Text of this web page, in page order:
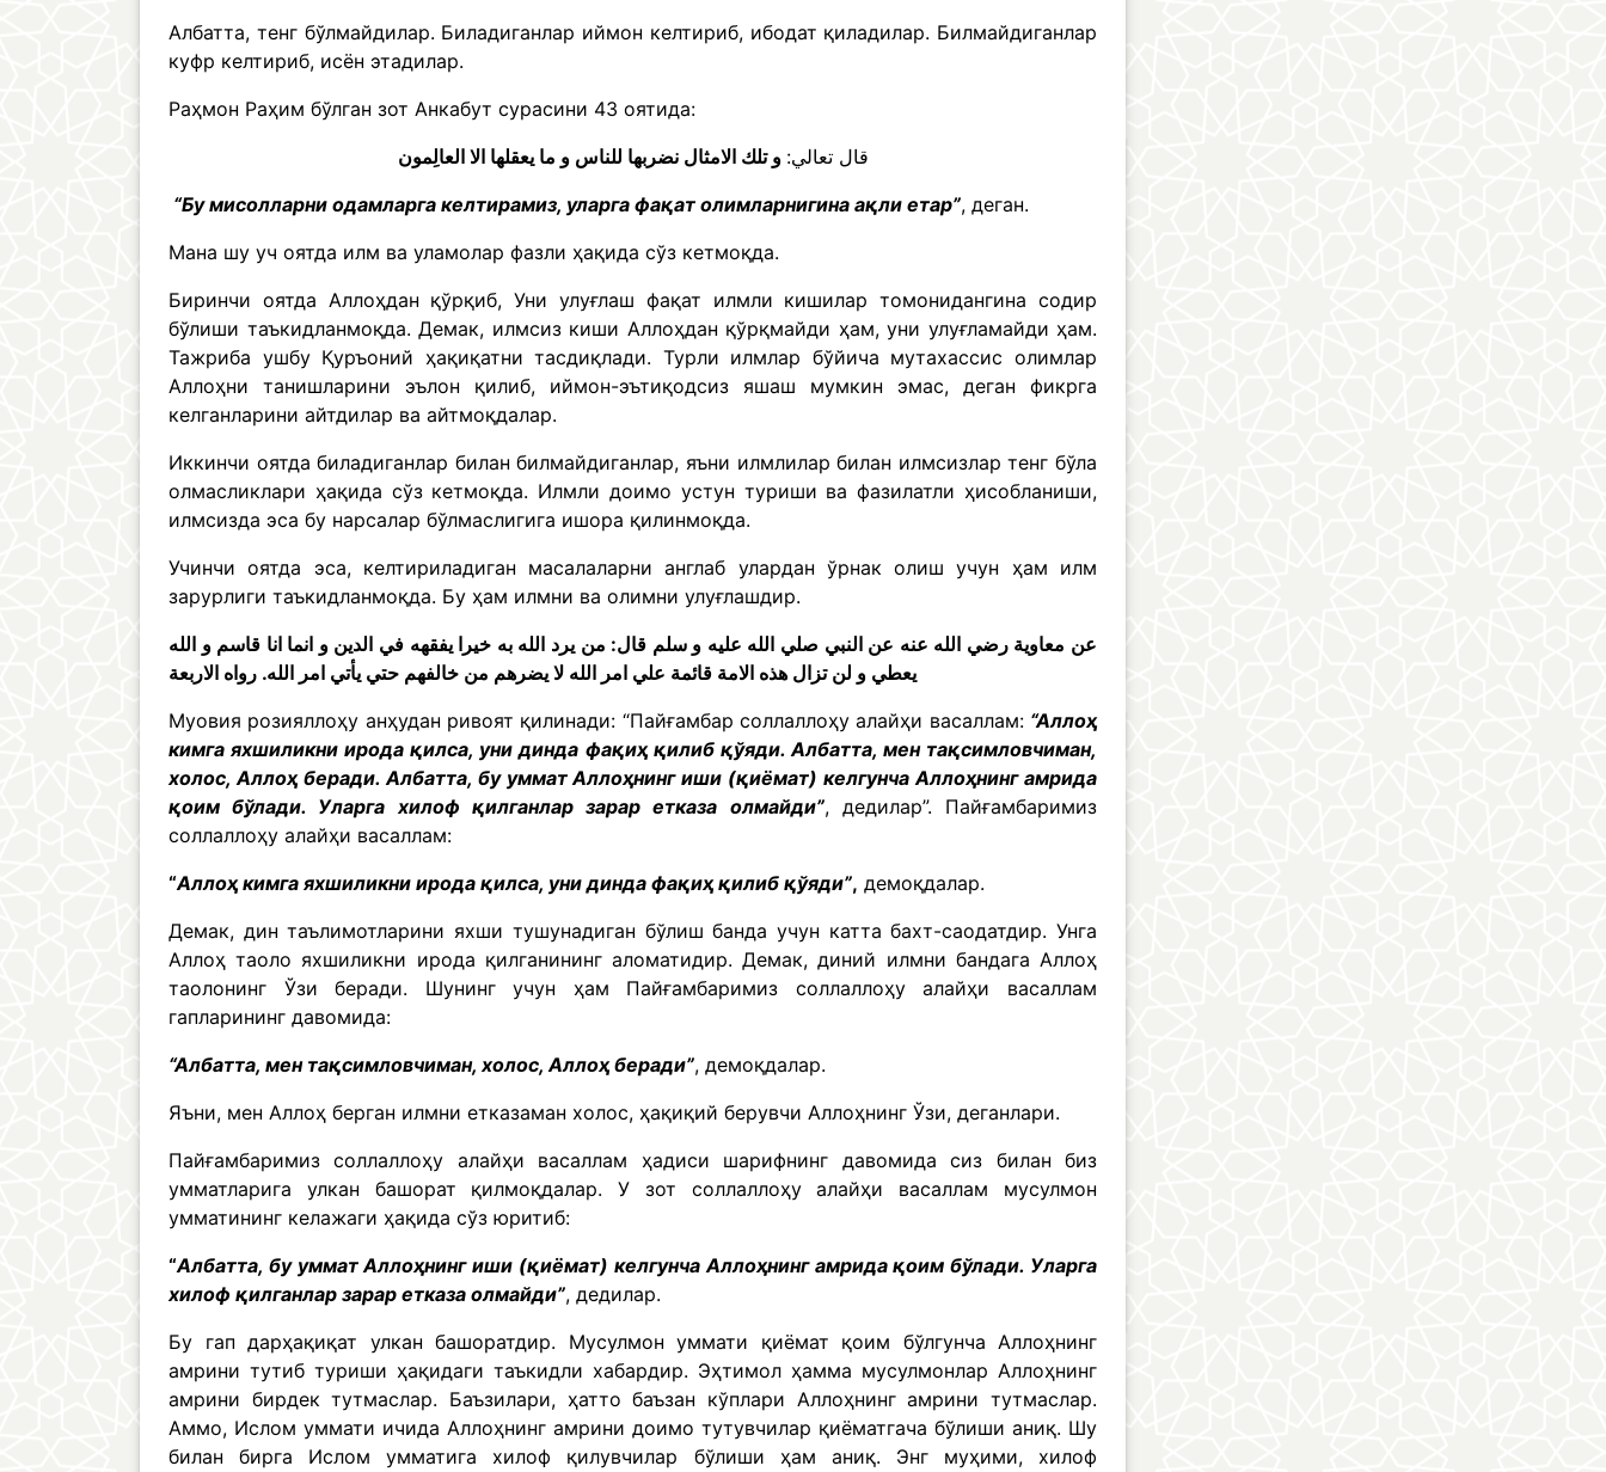
Албатта, тенг бўлмайдилар. Биладиганлар иймон келтириб, ибодат қиладилар. Билмайдиганлар
куфр келтириб, исён этадилар.
Раҳмон Раҳим бўлган зот Анкабут сурасини 43 оятида:
قال تعالي: و تلك الامثال نضربها للناس و ما يعقلها الا العالِمون
“Бу мисолларни одамларга келтирамиз, уларга фақат олимларнигина ақли етар”, деган.
Мана шу уч оятда илм ва уламолар фазли ҳақида сўз кетмоқда.
Биринчи оятда Аллоҳдан қўрқиб, Уни улуғлаш фақат илмли кишилар томонидангина содир
бўлиши таъкидланмоқда. Демак, илмсиз киши Аллоҳдан қўрқмайди ҳам, уни улуғламайди ҳам.
Тажриба ушбу Қуръоний ҳақиқатни тасдиқлади. Турли илмлар бўйича мутахассис олимлар
Аллоҳни танишларини эълон қилиб, иймон-эътиқодсиз яшаш мумкин эмас, деган фикрга
келганларини айтдилар ва айтмоқдалар.
Иккинчи оятда биладиганлар билан билмайдиганлар, яъни илмлилар билан илмсизлар тенг бўла
олмасликлари ҳақида сўз кетмоқда. Илмли доимо устун туриши ва фазилатли ҳисобланиши,
илмсизда эса бу нарсалар бўлмаслигига ишора қилинмоқда.
Учинчи оятда эса, келтириладиган масалаларни англаб улардан ўрнак олиш учун ҳам илм
зарурлиги таъкидланмоқда. Бу ҳам илмни ва олимни улуғлашдир.
عن معاوية رضي الله عنه عن النبي صلي الله عليه و سلم قال: من يرد الله به خيرا يفقهه في الدين و انما انا قاسم و الله
يعطي و لن تزال هذه الامة قائمة علي امر الله لا يضرهم من خالفهم حتي يأتي امر الله. رواه الاربعة
Муовия розияллоҳу анҳудан ривоят қилинади: “Пайғамбар соллаллоҳу алайҳи васаллам: “Аллоҳ
кимга яхшиликни ирода қилса, уни динда фақиҳ қилиб қўяди. Албатта, мен тақсимловчиман,
холос, Аллоҳ беради. Албатта, бу уммат Аллоҳнинг иши (қиёмат) келгунча Аллоҳнинг амрида
қоим бўлади. Уларга хилоф қилганлар зарар етказа олмайди”, дедилар”. Пайғамбаримиз
соллаллоҳу алайҳи васаллам:
“Аллоҳ кимга яхшиликни ирода қилса, уни динда фақиҳ қилиб қўяди”, демоқдалар.
Демак, дин таълимотларини яхши тушунадиган бўлиш банда учун катта бахт-саодатдир. Унга
Аллоҳ таоло яхшиликни ирода қилганининг аломатидир. Демак, диний илмни бандага Аллоҳ
таолонинг Ўзи беради. Шунинг учун ҳам Пайғамбаримиз соллаллоҳу алайҳи васаллам
гапларининг давомида:
“Албатта, мен тақсимловчиман, холос, Аллоҳ беради”, демоқдалар.
Яъни, мен Аллоҳ берган илмни етказаман холос, ҳақиқий берувчи Аллоҳнинг Ўзи, деганлари.
Пайғамбаримиз соллаллоҳу алайҳи васаллам ҳадиси шарифнинг давомида сиз билан биз
умматларига улкан башорат қилмоқдалар. У зот соллаллоҳу алайҳи васаллам мусулмон
умматининг келажаги ҳақида сўз юритиб:
“Албатта, бу уммат Аллоҳнинг иши (қиёмат) келгунча Аллоҳнинг амрида қоим бўлади. Уларга
хилоф қилганлар зарар етказа олмайди”, дедилар.
Бу гап дарҳақиқат улкан башоратдир. Мусулмон уммати қиёмат қоим бўлгунча Аллоҳнинг
амрини тутиб туриши ҳақидаги таъкидли хабардир. Эҳтимол ҳамма мусулмонлар Аллоҳнинг
амрини бирдек тутмаслар. Баъзилари, ҳатто баъзан кўплари Аллоҳнинг амрини тутмаслар.
Аммо, Ислом уммати ичида Аллоҳнинг амрини доимо тутувчилар қиёматгача бўлиши аниқ. Шу
билан бирга Ислом умматига хилоф қилувчилар бўлиши ҳам аниқ. Энг муҳими, хилоф